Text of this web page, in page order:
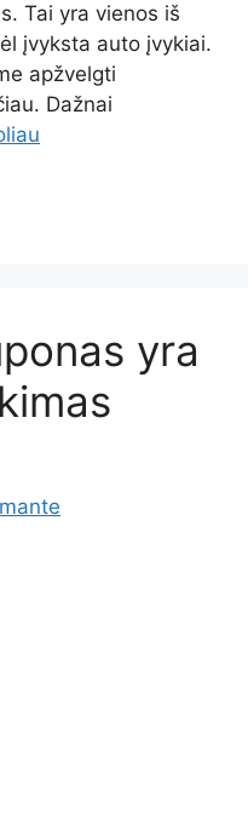
Tai yra vienos iš
įvyksta auto įvykiai.
apžvelgti
Dažnai
yra